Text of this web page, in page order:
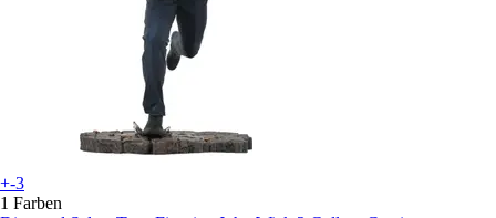
+-3
1 Farben